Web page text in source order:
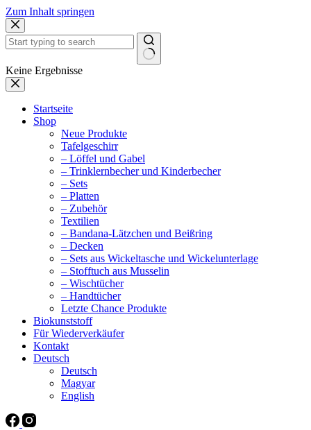
Zum Inhalt springen
Keine Ergebnisse
Startseite
Shop
Neue Produkte
Tafelgeschirr
– Löffel und Gabel
– Trinklernbecher und Kinderbecher
– Sets
– Platten
– Zubehör
Textilien
– Bandana-Lätzchen und Beißring
– Decken
– Sets aus Wickeltasche und Wickelunterlage
– Stofftuch aus Musselin
– Wischtücher
– Handtücher
Letzte Chance Produkte
Biokunststoff
Für Wiederverkäufer
Kontakt
Deutsch
Deutsch
Magyar
English